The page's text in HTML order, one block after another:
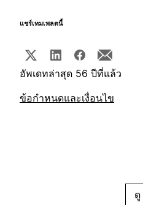
แชร์เทมเพลตนี้
อัพเดทล่าสุด 56 ปีที่แล้ว
ข้อกำหนดและเงื่อนไข
ดู